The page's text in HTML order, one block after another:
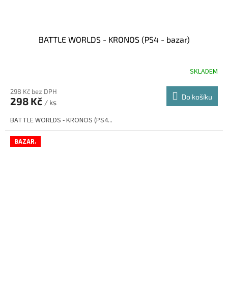
BATTLE WORLDS - KRONOS (PS4 - bazar)
SKLADEM
298 Kč bez DPH
298 Kč / ks
Do košíku
BATTLE WORLDS - KRONOS (PS4...
BAZAR.